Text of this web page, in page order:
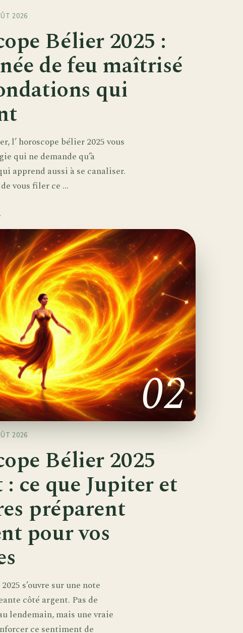
2026
Bélier 2025 :
de feu maîtrisé
qui
l’ horoscope bélier 2025 vous
qui ne demande qu’à
apprend aussi à se canaliser.
vous filer ce ...
02
2026
Bélier 2025
ce que Jupiter et
préparent
pour vos
s’ouvre sur une note
côté argent. Pas de
lendemain, mais une vraie
ce sentiment de